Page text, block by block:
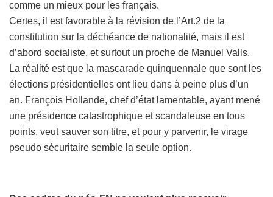
comme un mieux pour les français.
Certes, il est favorable à la révision de l’Art.2 de la
constitution sur la déchéance de nationalité, mais il est
d’abord socialiste, et surtout un proche de Manuel Valls.
La réalité est que la mascarade quinquennale que sont les
élections présidentielles ont lieu dans à peine plus d’un
an. François Hollande, chef d’état lamentable, ayant mené
une présidence catastrophique et scandaleuse en tous
points, veut sauver son titre, et pour y parvenir, le virage
pseudo sécuritaire semble la seule option.